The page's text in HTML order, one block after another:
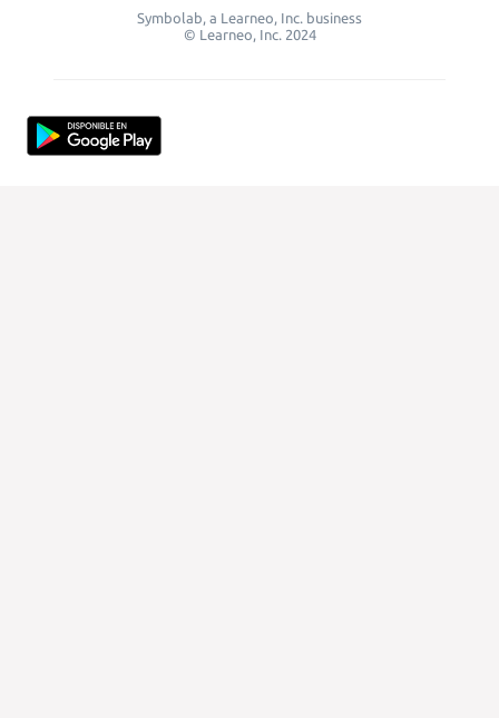
Symbolab, a Learneo, Inc. business
© Learneo, Inc. 2024